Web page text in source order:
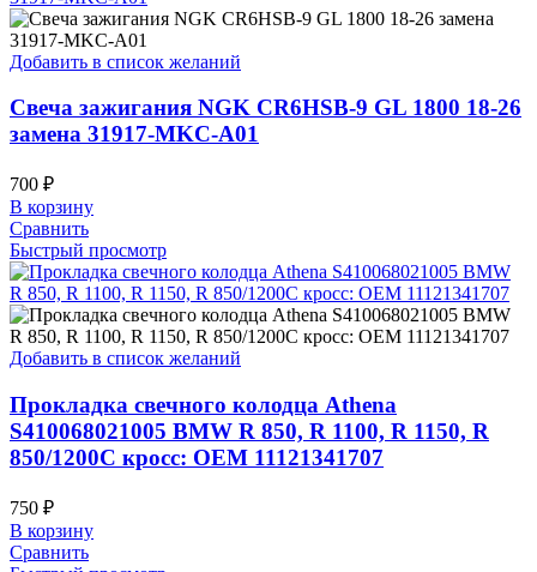
Добавить в список желаний
Свеча зажигания NGK CR6HSB-9 GL 1800 18-26
замена 31917-MKC-A01
700 ₽
В корзину
Сравнить
Быстрый просмотр
Добавить в список желаний
Прокладка свечного колодца Athena
S410068021005 BMW R 850, R 1100, R 1150, R
850/1200C кросс: OEM 11121341707
750 ₽
В корзину
Сравнить